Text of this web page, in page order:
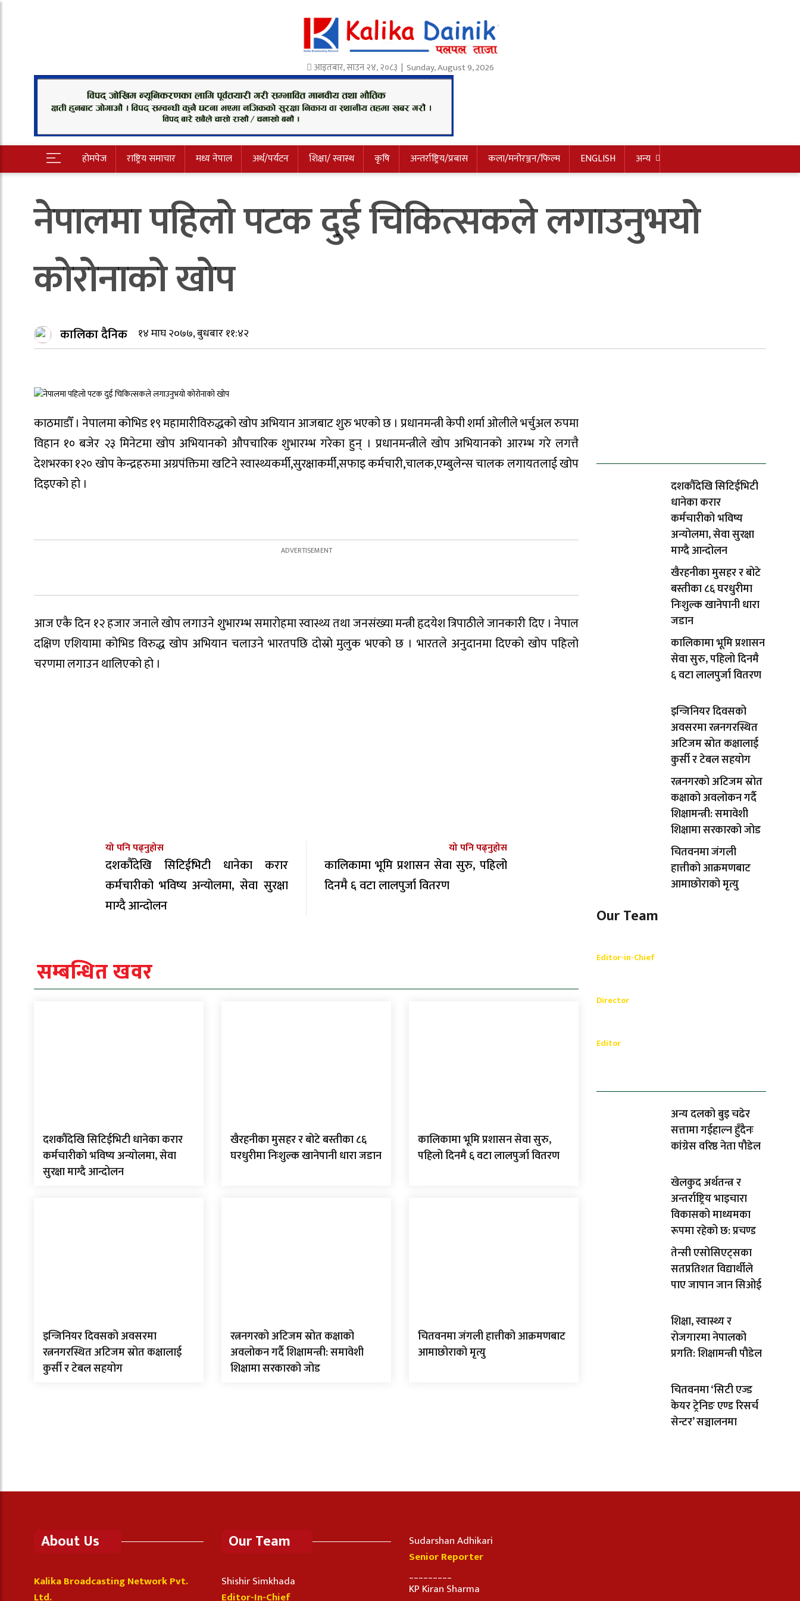
आइतबार,साउन२४,२०८३ | Sunday, August 9, 2026
होमपेज राष्ट्रिय समाचार मध्य नेपाल अर्थ/पर्यटन शिक्षा/ स्वास्थ कृषि अन्तर्राष्ट्रिय/प्रबास कला/मनोरञ्जन/फिल्म ENGLISH अन्य
नेपालमा पहिलो पटक दुई चिकित्सकले लगाउनुभयो
कोरोनाको खोप
कालिका दैनिक १४ माघ २०७७, बुधबार ११:४२
काठमाडौँ । नेपालमा कोभिड १९ महामारीविरुद्धको खोप अभियान आजबाट शुरु भएको छ । प्रधानमन्त्री केपी शर्मा ओलीले भर्चुअल रुपमा
विहान १० बजेर २३ मिनेटमा खोप अभियानको औपचारिक शुभारम्भ गरेका हुन् । प्रधानमन्त्रीले खोप अभियानको आरम्भ गरे लगत्तै
देशभरका १२० खोप केन्द्रहरुमा अग्रपंक्तिमा खटिने स्वास्थ्यकर्मी,सुरक्षाकर्मी,सफाइ कर्मचारी,चालक,एम्बुलेन्स चालक लगायतलाई खोप
दिइएको हो ।
आज एकै दिन १२ हजार जनाले खोप लगाउने शुभारम्भ समारोहमा स्वास्थ्य तथा जनसंख्या मन्त्री हृदयेश त्रिपाठीले जानकारी दिए । नेपाल
दक्षिण एशियामा कोभिड विरुद्ध खोप अभियान चलाउने भारतपछि दोस्रो मुलुक भएको छ । भारतले अनुदानमा दिएको खोप पहिलो
चरणमा लगाउन थालिएको हो ।
यो पनि पढ्नुहोस
दशकौँदेखि सिटिईभिटी धानेका करार
कर्मचारीको भविष्य अन्योलमा, सेवा सुरक्षा
माग्दै आन्दोलन
यो पनि पढ्नुहोस
कालिकामा भूमि प्रशासन सेवा सुरु, पहिलो
दिनमै ६ वटा लालपुर्जा वितरण
सम्बन्धित खवर
दशकौँदेखि सिटिईभिटी धानेका करार
कर्मचारीको भविष्य अन्योलमा, सेवा
सुरक्षा माग्दै आन्दोलन
खैरहनीका मुसहर र बोटे बस्तीका ८६
घरधुरीमा निःशुल्क खानेपानी धारा जडान
कालिकामा भूमि प्रशासन सेवा सुरु,
पहिलो दिनमै ६ वटा लालपुर्जा वितरण
इन्जिनियर दिवसको अवसरमा
रत्ननगरस्थित अटिजम स्रोत कक्षालाई
कुर्सी र टेबल सहयोग
रत्ननगरको अटिजम स्रोत कक्षाको
अवलोकन गर्दै शिक्षामन्त्री: समावेशी
शिक्षामा सरकारको जोड
चितवनमा जंगली हात्तीको आक्रमणबाट
आमाछोराको मृत्यु
दशकौँदेखि सिटिईभिटी
धानेका करार
कर्मचारीको भविष्य
अन्योलमा, सेवा सुरक्षा
माग्दै आन्दोलन
खैरहनीका मुसहर र बोटे
बस्तीका ८६ घरधुरीमा
निःशुल्क खानेपानी धारा
जडान
कालिकामा भूमि प्रशासन
सेवा सुरु, पहिलो दिनमै
६ वटा लालपुर्जा वितरण
इन्जिनियर दिवसको
अवसरमा रत्ननगरस्थित
अटिजम स्रोत कक्षालाई
कुर्सी र टेबल सहयोग
रत्ननगरको अटिजम स्रोत
कक्षाको अवलोकन गर्दै
शिक्षामन्त्री: समावेशी
शिक्षामा सरकारको जोड
चितवनमा जंगली
हात्तीको आक्रमणबाट
आमाछोराको मृत्यु
Our Team
Editor-in-Chief
Director
Editor
अन्य दलको बुइ चढेर
सत्तामा गईहाल्न हुँदैनः
कांग्रेस वरिष्ठ नेता पौडेल
खेलकुद अर्थतन्त्र र
अन्तर्राष्ट्रिय भाइचारा
विकासको माध्यमका
रूपमा रहेको छ: प्रचण्ड
तेन्सी एसोसिएट्सका
सतप्रतिशत विद्यार्थीले
पाए जापान जान सिओई
शिक्षा, स्वास्थ्य र
रोजगारमा नेपालको
प्रगति: शिक्षामन्त्री पौडेल
चितवनमा ‘सिटी एज्ड
केयर ट्रेनिङ एण्ड रिसर्च
सेन्टर’ सञ्चालनमा
About Us
Kalika Broadcasting Network Pvt.
Ltd.
Our Team
Shishir Simkhada
Editor-In-Chief
Sudarshan Adhikari
Senior Reporter
KP Kiran Sharma